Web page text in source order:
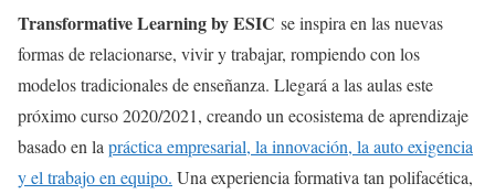
Transformative Learning by ESIC se inspira en las nuevas
formas de relacionarse, vivir y trabajar, rompiendo con los
modelos tradicionales de enseñanza. Llegará a las aulas este
próximo curso 2020/2021, creando un ecosistema de aprendizaje
basado en la práctica empresarial, la innovación, la auto exigencia
y el trabajo en equipo. Una experiencia formativa tan polifacética,